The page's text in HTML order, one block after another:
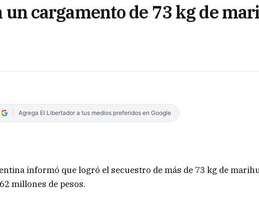
cargamento de 73 kg de
Agrega El Libertador a tus medios preferidos en Google
informó que logró el secuestro de más de 73 kg de
millones de pesos.